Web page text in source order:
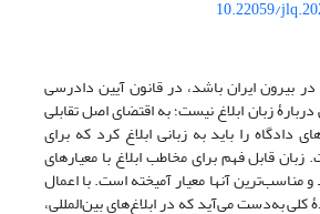
10.22059/
در بیرون ایران باشد، در قانون آیین دادرسی
زبان ابلاغ نیست؛ به اقتضای اصل تقابلی
دادگاه را باید به زبانی ابلاغ کرد که برای
قابل فهم برای مخاطب ابلاغ با معیارهای
مناسب‌ترین آنها معیار آمیخته است. با اعمال
کلی به‌دست می‌آید که در ابلاغ‌های بین‌المللی،